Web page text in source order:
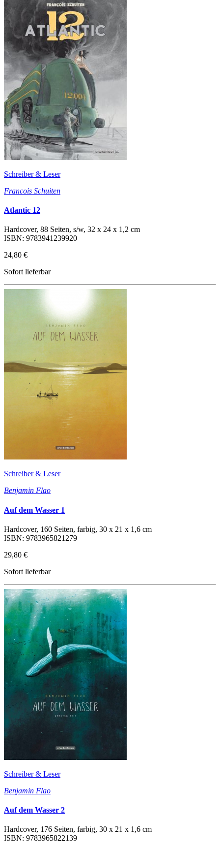
Schreiber & Leser
Francois Schuiten
Atlantic 12
Hardcover, 88 Seiten, s/w, 32 x 24 x 1,2 cm
ISBN: 9783941239920
24,80 €
Sofort lieferbar
Schreiber & Leser
Benjamin Flao
Auf dem Wasser 1
Hardcover, 160 Seiten, farbig, 30 x 21 x 1,6 cm
ISBN: 9783965821279
29,80 €
Sofort lieferbar
Schreiber & Leser
Benjamin Flao
Auf dem Wasser 2
Hardcover, 176 Seiten, farbig, 30 x 21 x 1,6 cm
ISBN: 9783965822139